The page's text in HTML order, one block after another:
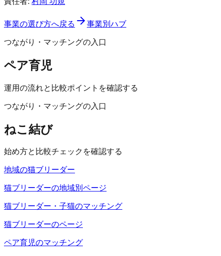
事業の選び方へ戻る 事業別ハブ
つながり・マッチングの入口
ペア育児
運用の流れと比較ポイントを確認する
つながり・マッチングの入口
ねこ結び
始め方と比較チェックを確認する
地域の猫ブリーダー
猫ブリーダーの地域別ページ
猫ブリーダー・子猫のマッチング
猫ブリーダーのページ
ペア育児のマッチング